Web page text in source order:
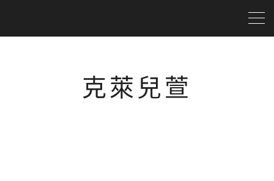
克萊兒萱